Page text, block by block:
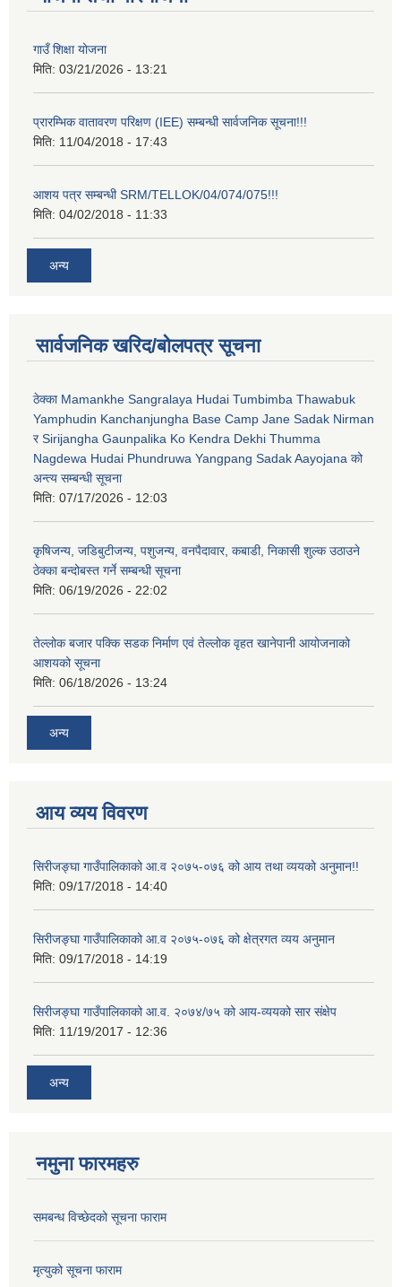
गाउँ शिक्षा योजना
मिति: 03/21/2026 - 13:21
प्रारम्भिक वातावरण परिक्षण (IEE) सम्बन्धी सार्वजनिक सूचना!!!
मिति: 11/04/2018 - 17:43
आशय पत्र सम्बन्धी SRM/TELLOK/04/074/075!!!
मिति: 04/02/2018 - 11:33
अन्य
सार्वजनिक खरिद/बोलपत्र सूचना
ठेक्का Mamankhe Sangralaya Hudai Tumbimba Thawabuk
Yamphudin Kanchanjungha Base Camp Jane Sadak Nirman
र Sirijangha Gaunpalika Ko Kendra Dekhi Thumma
Nagdewa Hudai Phundruwa Yangpang Sadak Aayojana को
अन्त्य सम्बन्धी सूचना
मिति: 07/17/2026 - 12:03
कृषिजन्य, जडिबुटीजन्य, पशुजन्य, वनपैदावार, कबाडी, निकासी शुल्क उठाउने
ठेक्का बन्दोबस्त गर्ने सम्बन्धी सूचना
मिति: 06/19/2026 - 22:02
तेल्लोक बजार पक्कि सडक निर्माण एवं तेल्लोक वृहत खानेपानी आयोजनाको
आशयको सूचना
मिति: 06/18/2026 - 13:24
अन्य
आय व्यय विवरण
सिरीजङ्घा गाउँपालिकाको आ.व २०७५-०७६ को आय तथा व्ययको अनुमान!!
मिति: 09/17/2018 - 14:40
सिरीजङ्घा गाउँपालिकाको आ.व २०७५-०७६ को क्षेत्रगत व्यय अनुमान
मिति: 09/17/2018 - 14:19
सिरीजङ्घा गाउँपालिकाको आ.व. २०७४/७५ को आय-व्ययको सार संक्षेप
मिति: 11/19/2017 - 12:36
अन्य
नमुना फारमहरु
समबन्ध विच्छेदको सूचना फाराम
मृत्युको सूचना फाराम